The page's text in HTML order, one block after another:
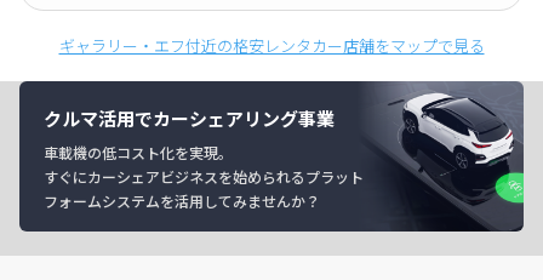
ギャラリー・エフ付近の格安レンタカー店舗をマップで見る
クルマ活用でカーシェアリング事業
車載機の低コスト化を実現。
すぐにカーシェアビジネスを始められるプラット
フォームシステムを活用してみませんか？